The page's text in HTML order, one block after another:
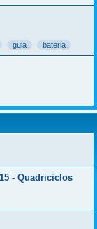
guia bateria
- Quadriciclos